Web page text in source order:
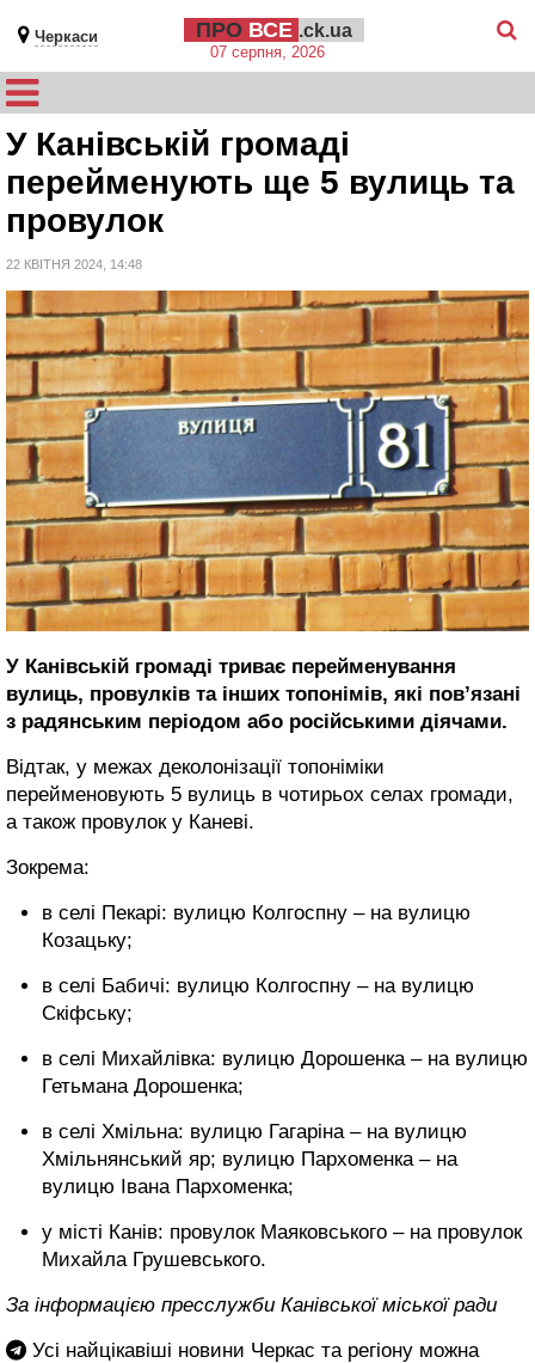
Черкаси ПРО ВСЕ .ck.ua
07 серпня, 2026
У Канівській громаді
перейменують ще 5 вулиць та
провулок
22 КВІТНЯ 2024, 14:48
У Канівській громаді триває перейменування
вулиць, провулків та інших топонімів, які пов’язані
з радянським періодом або російськими діячами.
Відтак, у межах деколонізації топоніміки
перейменовують 5 вулиць в чотирьох селах громади,
а також провулок у Каневі.
Зокрема:
в селі Пекарі: вулицю Колгоспну – на вулицю
Козацьку;
в селі Бабичі: вулицю Колгоспну – на вулицю
Скіфську;
в селі Михайлівка: вулицю Дорошенка – на вулицю
Гетьмана Дорошенка;
в селі Хмільна: вулицю Гагаріна – на вулицю
Хмільнянський яр; вулицю Пархоменка – на
вулицю Івана Пархоменка;
у місті Канів: провулок Маяковського – на провулок
Михайла Грушевського.
За інформацією пресслужби Канівської міської ради
Усі найцікавіші новини Черкас та регіону можна